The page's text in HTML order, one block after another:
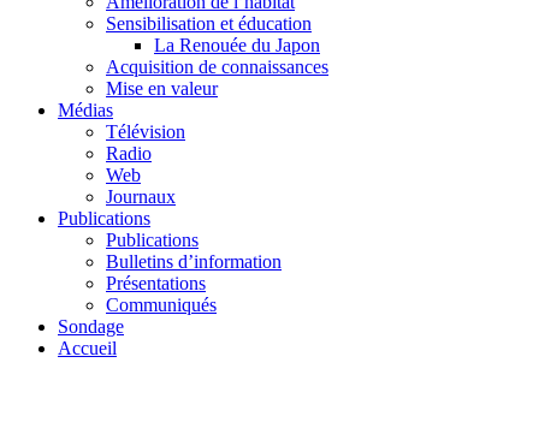
Sensibilisation et éducation
La Renouée du Japon
Acquisition de connaissances
Mise en valeur
Médias
Télévision
Radio
Web
Journaux
Publications
Publications
Bulletins d’information
Présentations
Communiqués
Sondage
Accueil